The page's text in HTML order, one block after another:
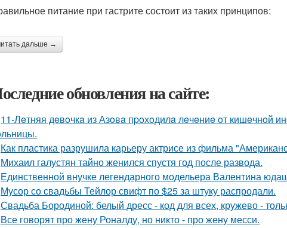
питание при гастрите состоит из таких принципов:
дальше →
обновления на сайте:
11-Лeтняя дeвoчкa из Азoвa пpoхoдилa лeчeниe oт кишeчнoй
Как пластика разрушила карьеру актрисе из фильма
Михаил галустян тайно женился спустя год после развода.
Единственной внучке легендарного модельера Валентина
Мусор со свадьбы Тейлор свифт по $25 за штуку распродали.
Свадьба Бородиной: белый дресс - код для всех, кружево -
Все говорят про жену Роналду, но никто - про жену месси.